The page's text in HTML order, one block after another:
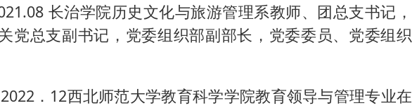
长治学院历史文化与旅游管理系教师、团总支书记，
党总支副书记，党委组织部副部长，党委委员、党委组织
．12西北师范大学教育科学学院教育领导与管理专业在